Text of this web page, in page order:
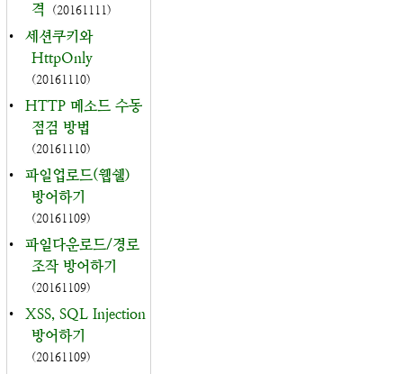
격
(20161111)
•
세션쿠키와
HttpOnly
(20161110)
•
HTTP 메소드 수동
점검 방법
(20161110)
•
파일업로드(웹쉘)
방어하기
(20161109)
•
파일다운로드/경로
조작 방어하기
(20161109)
•
XSS, SQL Injection
방어하기
(20161109)